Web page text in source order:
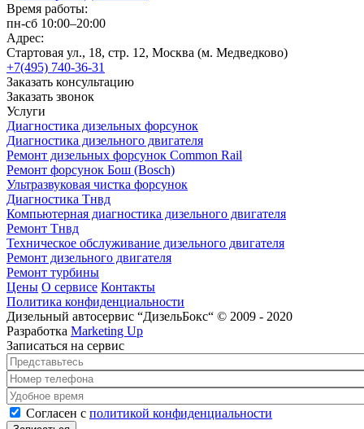
Время работы:
пн-сб 10:00–20:00
Адрес:
Стартовая ул., 18, стр. 12, Москва (м. Медведково)
+7(495) 740-36-31
Заказать консультацию
Заказать звонок
Услуги
Диагностика дизельных форсунок
Диагностика дизельного двигателя
Ремонт дизельных форсунок Common Rail
Ремонт форсунок Бош (Bosch)
Ультразвуковая чистка форсунок
Диагностика Тнвд
Компьютерная диагностика дизельного двигателя
Ремонт Тнвд
Техническое обслуживание дизельного двигателя
Ремонт дизельного двигателя
Ремонт турбины
Цены О сервисе Контакты
Политика конфиденциальности
Дизельный автосервис “ДизельБокс“ © 2009 - 2020
Разработка Marketing Up
Записаться на сервис
Представьтесь
Номер телефона
Удобное время
Согласен с политикой конфиденциальности*
Согласен с политикой конфиденциальности